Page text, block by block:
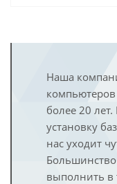
Наша
более 20 лет.
установку
нас уходит
выполнить в